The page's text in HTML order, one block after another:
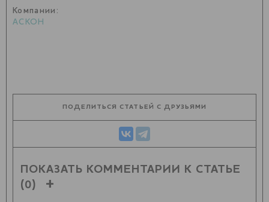
Компании:
АСКОН
ПОДЕЛИТЬСЯ СТАТЬЕЙ С ДРУЗЬЯМИ
ПОКАЗАТЬ КОММЕНТАРИИ К СТАТЬЕ
(0)